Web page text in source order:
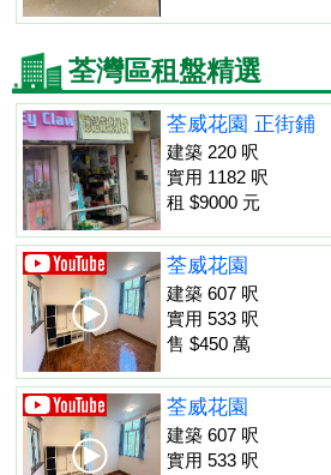
荃灣區租盤精選
荃威花園 正街鋪
建築 220 呎
實用 1182 呎
租 $9000 元
荃威花園
建築 607 呎
實用 533 呎
售 $450 萬
荃威花園
建築 607 呎
實用 533 呎